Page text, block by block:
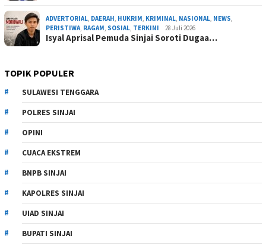
ADVERTORIAL, DAERAH, HUKRIM, KRIMINAL, NASIONAL, NEWS,
PERISTIWA, RAGAM, SOSIAL, TERKINI 28 Juli 2026
Isyal Aprisal Pemuda Sinjai Soroti Dugaa…
TOPIK POPULER
SULAWESI TENGGARA
POLRES SINJAI
OPINI
CUACA EKSTREM
BNPB SINJAI
KAPOLRES SINJAI
UIAD SINJAI
BUPATI SINJAI